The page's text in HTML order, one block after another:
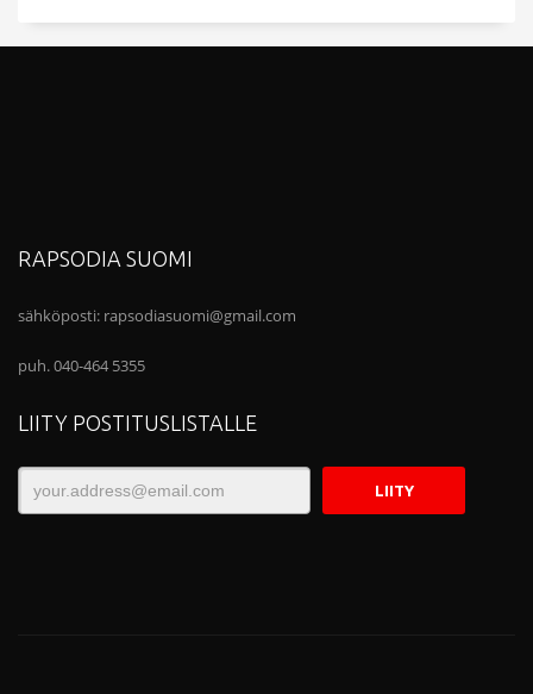
RAPSODIA SUOMI
sähköposti: rapsodiasuomi@gmail.com
puh. 040-464 5355
LIITY POSTITUSLISTALLE